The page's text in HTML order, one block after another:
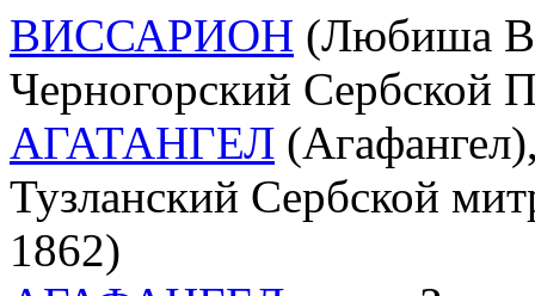
ВИССАРИОН (Любиша
Черногорский Сербской
АГАТАНГЕЛ
Тузланский Сербской
1862)